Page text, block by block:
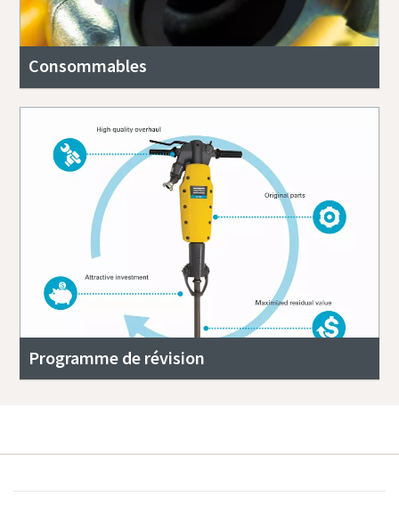
Consommables
Programme de révision